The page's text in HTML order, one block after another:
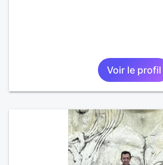
Voir le profil